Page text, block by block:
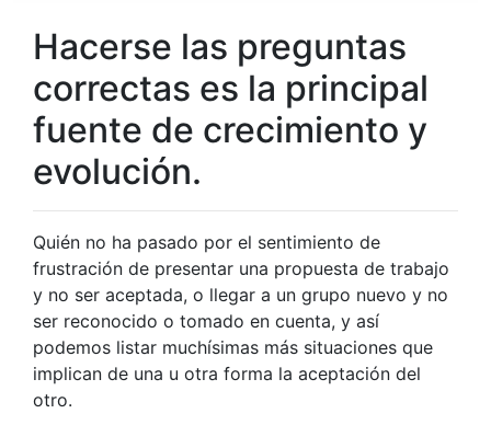
Hacerse las preguntas
correctas es la principal
fuente de crecimiento y
evolución.
Quién no ha pasado por el sentimiento de
frustración de presentar una propuesta de trabajo
y no ser aceptada, o llegar a un grupo nuevo y no
ser reconocido o tomado en cuenta, y así
podemos listar muchísimas más situaciones que
implican de una u otra forma la aceptación del
otro.